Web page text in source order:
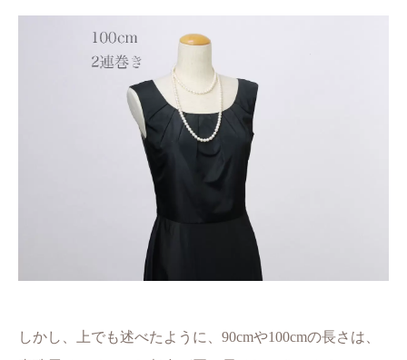
しかし、上でも述べたように、90cmや100cmの長さは、